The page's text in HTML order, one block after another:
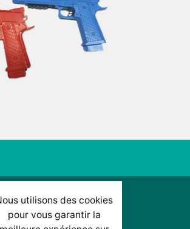
utilisons des cookies
pour vous garantir la